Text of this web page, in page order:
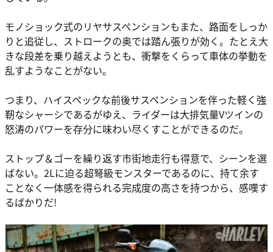
モノショック式のリヤサスペンションもまた、路面をしっか
りと追従し、ストロークの奥では踏ん張りが効く。たとえ大
きな段差を乗り越えようとも、衝撃をくらって車体の挙動を
乱すようなことがない。
つまり、ハイスペックな前後サスペンションを伴った軽く強
靭なシャーシであるがゆえ、ライダーは大排気量Vツインの
怒涛のパワーを存分に味わい尽くすことができるのだ。
ストップ＆ゴーを繰り返す市街地走行も得意で、シーンを選
ばない。2Lに迫る超弩級モンスターであるのに、持て余す
ことなく一体感を得られる完成度の高さを持つから、感嘆す
るばかりだ!